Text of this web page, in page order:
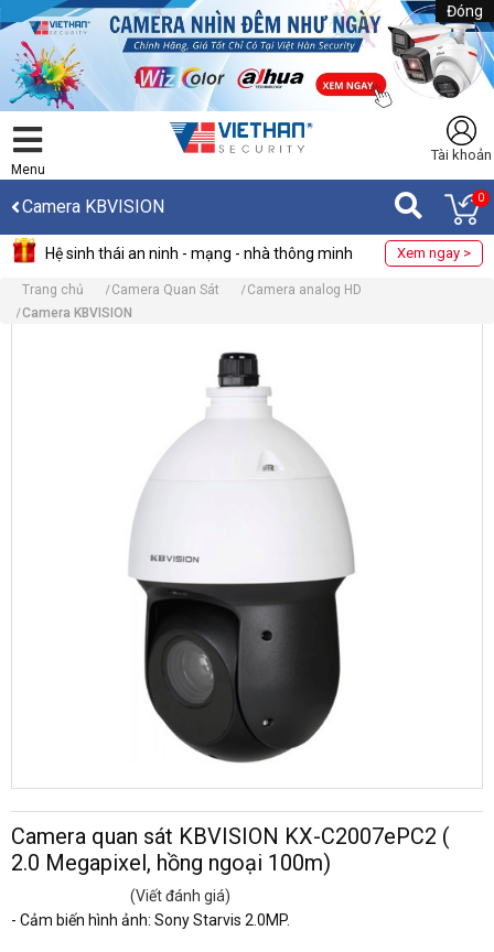
Đóng
Menu
Tài khoản
Camera KBVISION 0
Hệ sinh thái an ninh - mạng - nhà thông minh Xem ngay >
Trang chủ Camera Quan Sát
Camera analog HD
Camera KBVISION
Camera quan sát KBVISION KX-C2007ePC2 (
2.0 Megapixel, hồng ngoại 100m)
(Viết đánh giá)
- Cảm biến hình ảnh: Sony Starvis 2.0MP.